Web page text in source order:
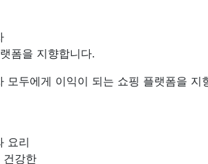
폼을 지향합니다.
모두에게 이익이 되는 쇼핑 플랫폼을 지
요리
건강한